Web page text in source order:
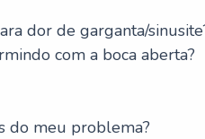
dor de garganta/
com a boca aberta?
do meu problema?